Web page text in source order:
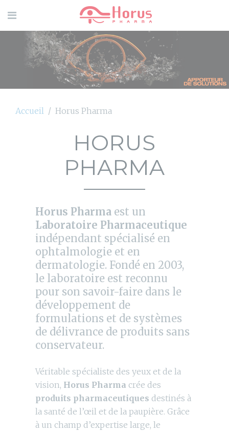
Accueil Horus Pharma
HORUS
PHARMA
Horus Pharmaest un
Laboratoire Pharmaceutique
indépendant spécialisé en
ophtalmologie et en
dermatologie. Fondé en 2003,
le laboratoire est reconnu
pour son savoir-faire dans le
développement de
formulations et de systèmes
de délivrance de produits sans
conservateur.
Véritable spécialiste des yeux et de la
vision, Horus Pharma crée des
produits pharmaceutiques destinés à
la santé de l’œil et de la paupière. Grâce
à un champ d’expertise large, le